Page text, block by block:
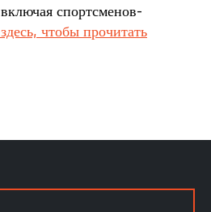
спортсменов-
чтобы прочитать